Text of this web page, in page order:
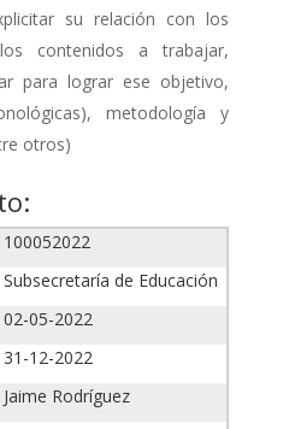
su relación con los
contenidos a trabajar,
para lograr ese objetivo,
metodología y
otros)
100052022
Subsecretaría de Educación
02-05-2022
31-12-2022
Jaime Rodríguez